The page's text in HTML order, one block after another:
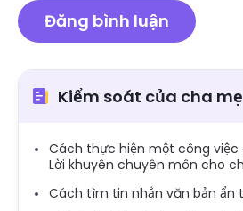
Kiểm soát của cha mẹ
Cách thực hiện một công việc
Lời khuyên chuyên môn cho
Cách tìm tin nhắn văn bản ẩn